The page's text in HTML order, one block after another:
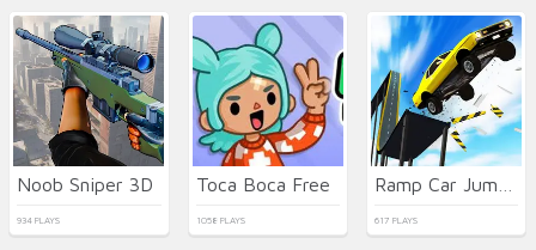
Noob Sniper 3D
934 PLAYS
Toca Boca Free
1058 PLAYS 617 PLAYS